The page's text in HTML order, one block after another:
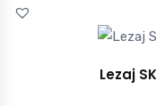
Lezaj